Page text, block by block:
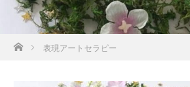
ホーム表現アートセラピー